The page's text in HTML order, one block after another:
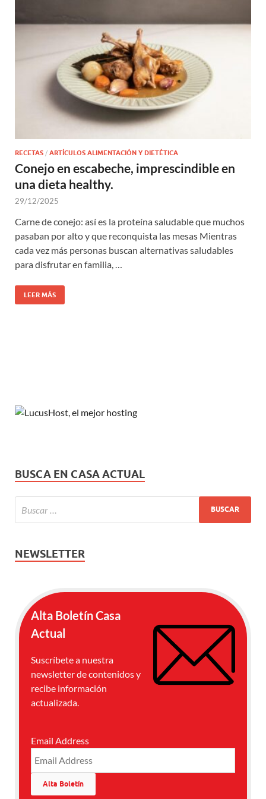
RECETAS / ARTÍCULOS ALIMENTACIÓN Y DIETÉTICA
Conejo en escabeche, imprescindible en
una dieta healthy.
29/12/2025
Carne de conejo: así es la proteína saludable que muchos
pasaban por alto y que reconquista las mesas Mientras
cada vez más personas buscan alternativas saludables
para disfrutar en familia, …
LEER MÁS
BUSCA EN CASA ACTUAL
NEWSLETTER
Alta Boletín Casa
Actual
Suscríbete a nuestra
newsletter de contenidos y
recibe información
actualizada.
Email Address